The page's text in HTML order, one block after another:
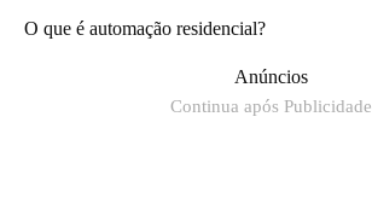
O que é automação residencial?
Anúncios
Continua após Publicidade